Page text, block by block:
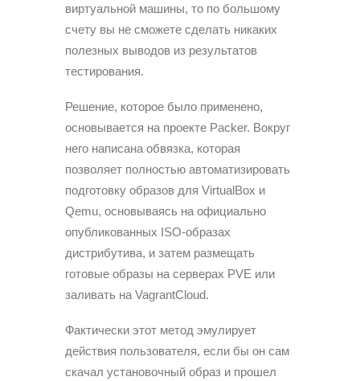
виртуальной машины, то по большому
счету вы не сможете сделать никаких
полезных выводов из результатов
тестирования.
Решение, которое было применено,
основывается на проекте Packer. Вокруг
него написана обвязка, которая
позволяет полностью автоматизировать
подготовку образов для VirtualBox и
Qemu, основываясь на официально
опубликованных ISO-образах
дистрибутива, и затем размещать
готовые образы на серверах PVE или
заливать на VagrantCloud.
Фактически этот метод эмулирует
действия пользователя, если бы он сам
скачал установочный образ и прошел